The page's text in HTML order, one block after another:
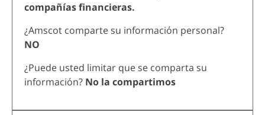
compañías financieras.
¿Amscot comparte su información personal?
NO
¿Puede usted limitar que se comparta su
información? No la compartimos